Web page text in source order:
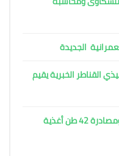
الجديدة
القناطر الخبرية يقيم
ضربة قوية لتجار اللحوم الفاسدة ومصادرة 42 طن أغذية